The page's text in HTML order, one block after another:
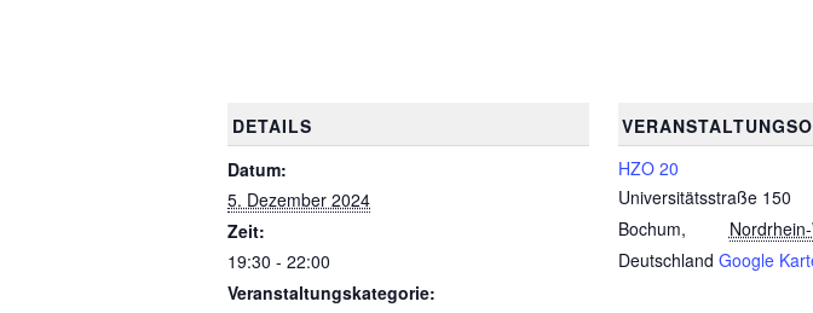
DETAILS
Datum:
5. Dezember 2024
Zeit:
19:30 - 22:00
Veranstaltungskategorie:
HZO 20
Universitätsstraße 150
Bochum,
Deutschland Google